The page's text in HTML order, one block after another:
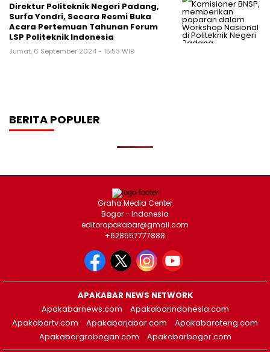
Direktur Politeknik Negeri Padang,
Surfa Yondri, Secara Resmi Buka
Acara Pertemuan Tahunan Forum
LSP Politeknik Indonesia
Jumat, 6 September 2024 - 15:53 WIB
BERITA POPULER
Graha Media Center
Bogor - Indonesia
editorapakabar@gmail.com
+628557777888
APAKABAR NEWS NETWORK
Apakabarnews.com
Apakabarindonesia.com
Apakabartv.com
Apakabarjabar.com
Apakabarateng.com
Apakabargrobogan.com
Apakabarbogor.com